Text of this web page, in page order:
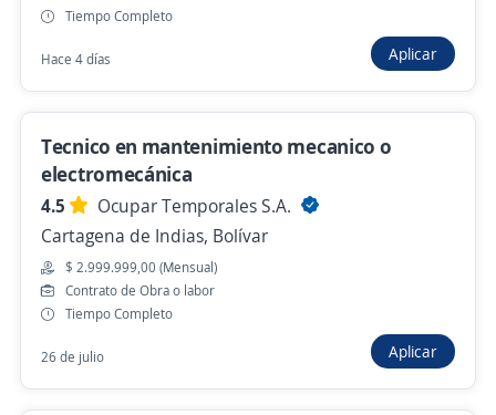
Equipos de Arrastre
4,6
$ 6.300.000,00 (Mensual)
Hace 4 días
307049 Técnico Mecánico / Electricista de
Equipos de Patio
4,6
Tiempos SAS
Cartagena de Indias, Bolívar
$ 7.000.000,00 (Mensual)
Tiempo Completo
Hace 4 días Aplicar
Tecnico en mantenimiento mecanico o
electromecánica
4.5
Ocupar Temporales S.A.
Cartagena de Indias, Bolívar
$ 2.999.999,00 (Mensual)
Contrato de Obra o labor
Tiempo Completo
26 de julio Aplicar